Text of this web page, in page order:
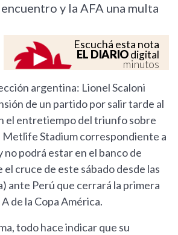
y la AFA una multa
Escuchá esta nota
EL DIARIOdigital
minutos
argentina: Lionel Scaloni
de un partido por salir tarde al
el entretiempo del triunfo sobre
Metlife Stadium correspondiente a
no podrá estar en el banco de
cruce de este sábado desde las
ante Perú que cerrará la primera
de la Copa América.
todo hace indicar que su